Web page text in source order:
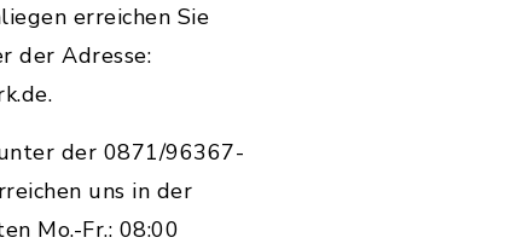
erreichen Sie
der Adresse:
der 0871/96367-
uns in der
Mo.-Fr.: 08:00